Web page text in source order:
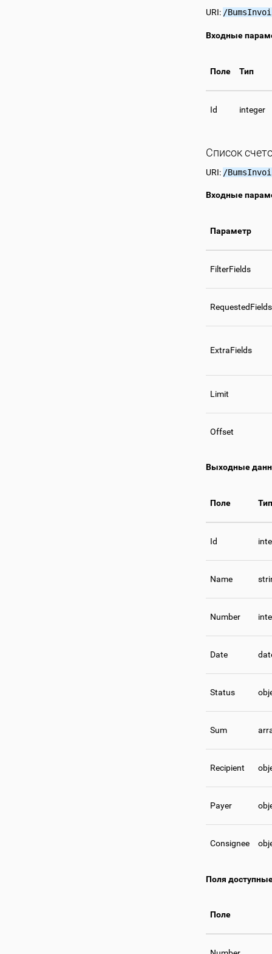
URI: /
Входные
Поле Тип
Id integer
Список
URI: /
Входные
Параметр
FilterFields
RequestedFields
ExtraFields
Limit
Offset
Выходные
Поле Тип
Id
Name
Number
Date
Status
Sum
Recipient
Payer
Consignee
Поля
Поле